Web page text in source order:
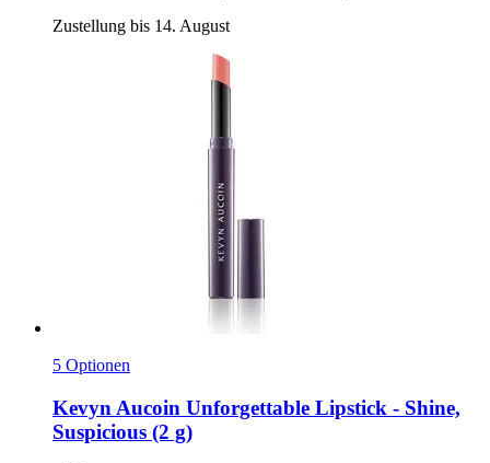
Zustellung bis 14. August
5 Optionen
Kevyn Aucoin Unforgettable Lipstick -​ Shine,
Suspicious (2 g)